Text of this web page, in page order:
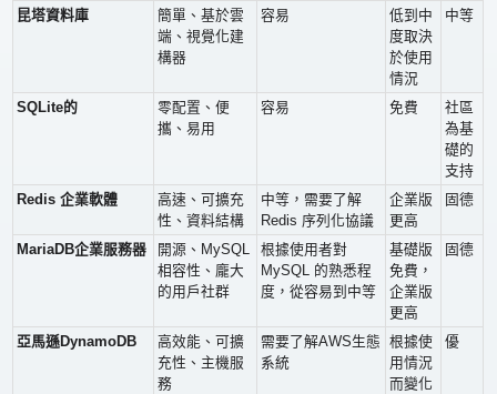
昆塔資料庫
簡單、基於雲
端、視覺化建
構器
容易
低到中
度取決
於使用
情況
中等
SQLite的
零配置、便
攜、易用
容易 免費
社區
為基
礎的
支持
Redis 企業軟體
高速、可擴充
性、資料結構
中等，需要了解
Redis 序列化協議
企業版
更高
固德
MariaDB企業服務器
開源、MySQL
相容性、龐大
的用戶社群
根據使用者對
MySQL 的熟悉程
度，從容易到中等
基礎版
免費，
企業版
更高
固德
亞馬遜DynamoDB
高效能、可擴
充性、主機服
務
需要了解AWS生態
系統
根據使
用情況
而變化
優